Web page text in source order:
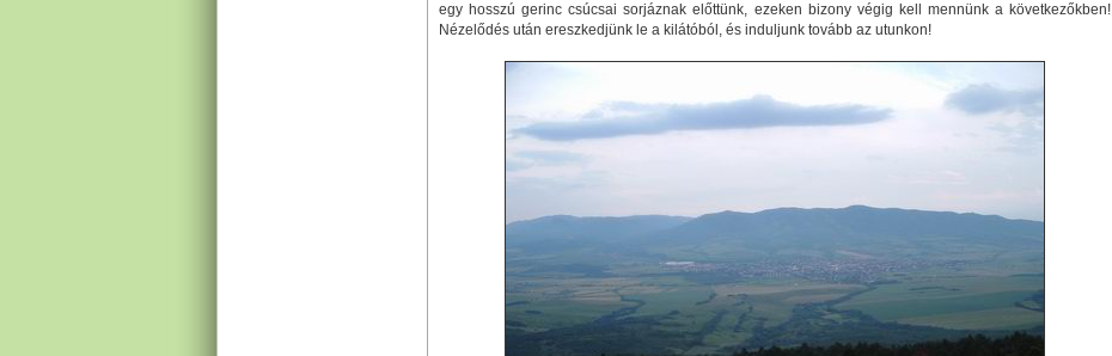
egy hosszú gerinc csúcsai sorjáznak előttünk, ezeken bizony végig kell mennünk a következőkben!
Nézelődés után ereszkedjünk le a kilátóból, és induljunk tovább az utunkon!